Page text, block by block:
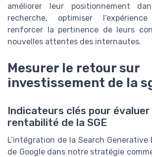
améliorer leur positionnement
recherche, optimiser
renforcer la pertinence de leurs
nouvelles attentes des internautes.
Mesurer le retour sur
investissement de la
Indicateurs clés pour évaluer
rentabilité de la SGE
L’intégration de la Search Generative
de Google dans notre stratégie